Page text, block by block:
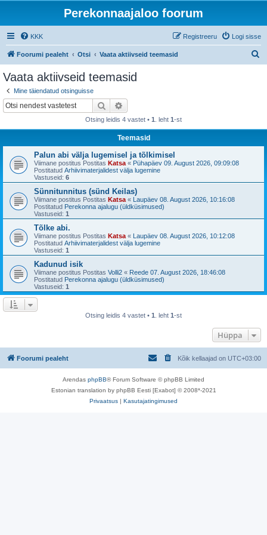
Perekonnaajaloo foorum
KKK Logi sisse
Registreeru
Foorumi pealeht Otsi Vaata aktiivseid teemasid
Vaata aktiivseid teemasid
Mine täiendatud otsinguisse
Otsi
Otsing leidis 4 vastet • 1 . leht 1-st
Teemasid
Palun abi välja lugemisel ja tõlkimisel
Viimane postitus Postitas Katsa « Pühapäev 09. August 2026, 09:09:08
Postitatud Arhiivimaterjalidest välja lugemine
Vastuseid: 6
Sünnitunnitus (sünd Keilas)
Viimane postitus Postitas Katsa « Laupäev 08. August 2026, 10:16:08
Postitatud Perekonna ajalugu (üldküsimused)
Vastuseid: 1
Tõlke abi.
Viimane postitus Postitas Katsa « Laupäev 08. August 2026, 10:12:08
Postitatud Arhiivimaterjalidest välja lugemine
Vastuseid: 1
Kadunud isik
Viimane postitus Postitas Volli2 « Reede 07. August 2026, 18:46:08
Postitatud Perekonna ajalugu (üldküsimused)
Vastuseid: 1
Otsing leidis 4 vastet • 1 . leht 1-st
Hüppa
Foorumi pealeht Kõik kellaajad on UTC+03:00
Arendas phpBB® Forum Software © phpBB Limited
Estonian translation by phpBB Eesti [Exabot] © 2008*-2021
Privaatsus | Kasutajatingimused